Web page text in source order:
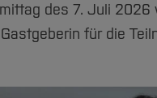
des 7. Juli 2026
für die